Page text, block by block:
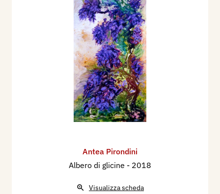
Antea Pirondini
Albero di glicine - 2018
Visualizza scheda